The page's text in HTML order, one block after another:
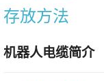
存放方法
机器人电缆简介